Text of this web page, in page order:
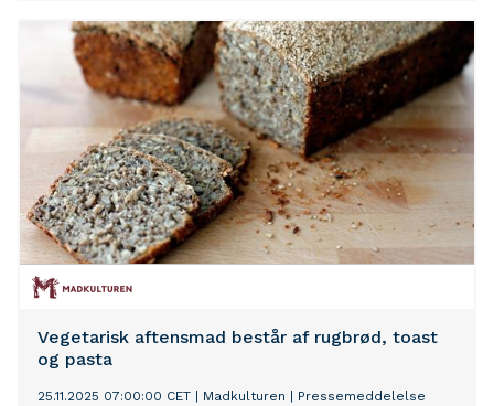
fælles mål at bidrage til valgfagsundervisningen
indenfor fagene madkundskab, Håndværk og Design,
Musik og Billedkunst og dermed styrke elevernes
kreative kompetencer og give dem oplevelser, der
rækker ud over den almindelige undervisning.
Vegetarisk aftensmad består af rugbrød, toast
og pasta
25.11.2025 07:00:00 CET Madkulturen Pressemeddelelse